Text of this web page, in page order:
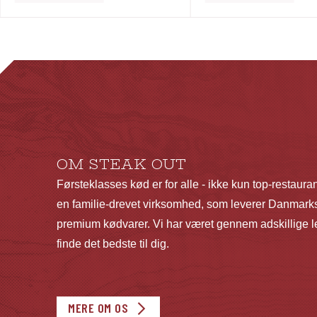
varianter.
Mulighederne
kan
vælges
på
varesidenOM STEAK OUT
Førsteklasses kød er for alle - ikke kun top-
en familie-drevet virksomhed, som leverer
premium kødvarer. Vi har været gennem adskillige
finde det bedste til dig.
MERE OM OS